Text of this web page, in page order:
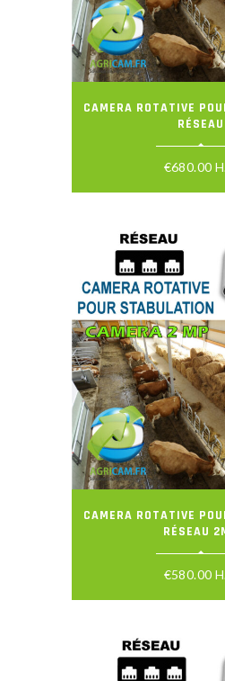
CAMERA ROTATIVE
RÉSEAU
€680.00
CAMERA ROTATIVE
RÉSEAU
€580.00